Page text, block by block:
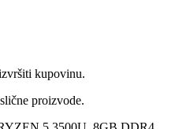
kupovinu.
proizvode.